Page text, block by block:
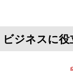
ジネスに